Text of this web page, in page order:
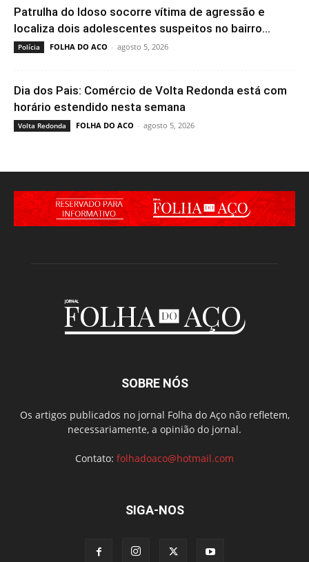
Patrulha do Idoso socorre vítima de agressão e
localiza dois adolescentes suspeitos no bairro...
Polícia FOLHA DO ACO - agosto 5, 2026
Dia dos Pais: Comércio de Volta Redonda está com
horário estendido nesta semana
Volta Redonda FOLHA DO ACO - agosto 5, 2026
SOBRE NÓS
Os artigos publicados no jornal Folha do Aço não refletem,
necessariamente, a opinião do jornal.
Contato: folhadoaco@hotmail.com
SIGA-NOS